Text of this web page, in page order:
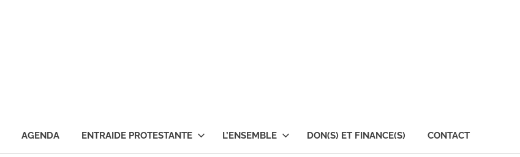
AGENDA ENTRAIDE PROTESTANTE L’ENSEMBLE DON(S) ET FINANCE(S) CONTACT